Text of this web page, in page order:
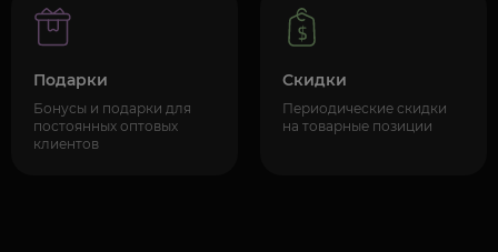
Подарки
Бонусы и подарки для
постоянных оптовых
клиентов
Скидки
Периодические скидки
на товарные позиции